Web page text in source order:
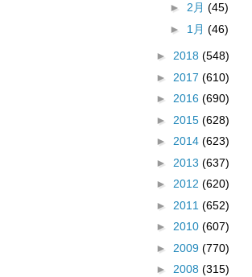
► 2月 (45)
► 1月 (46)
► 2018 (548)
► 2017 (610)
► 2016 (690)
► 2015 (628)
► 2014 (623)
► 2013 (637)
► 2012 (620)
► 2011 (652)
► 2010 (607)
► 2009 (770)
► 2008 (315)